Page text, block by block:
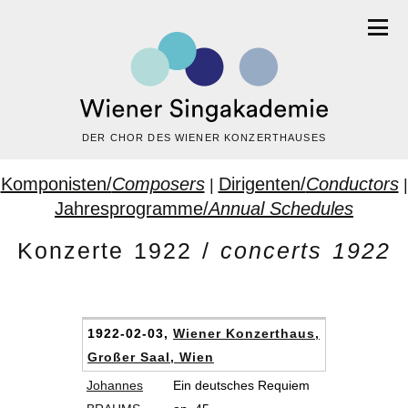
DER CHOR DES WIENER KONZERTHAUSES
Komponisten/Composers| Dirigenten/Conductors|
Jahresprogramme/Annual Schedules
Konzerte 1922 / concerts 1922
1922-02-03, Wiener Konzerthaus,
Großer Saal, Wien
Johannes
Ein deutsches Requiem